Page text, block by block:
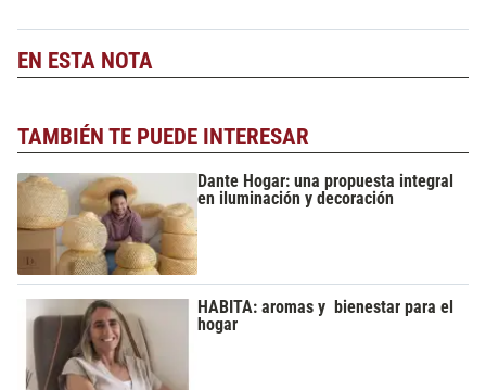
EN ESTA NOTA
TAMBIÉN TE PUEDE INTERESAR
Dante Hogar: una propuesta integral
en iluminación y decoración
HABITA: aromas y bienestar para el
hogar